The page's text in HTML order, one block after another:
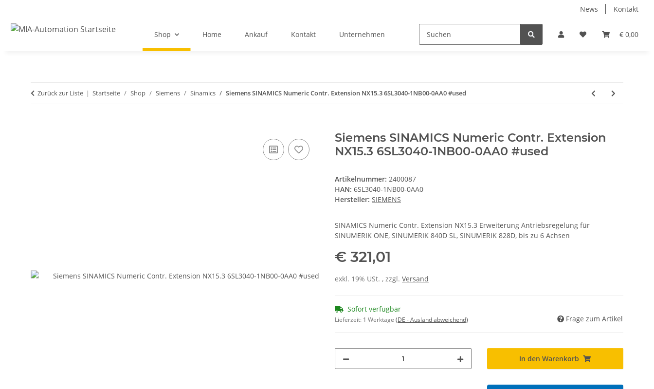
News Kontakt
€ 0,00
Shop Home Ankauf Kontakt Unternehmen
Zurück zur Liste Startseite Shop Siemens Sinamics Siemens SINAMICS Numeric Contr. Extension NX15.3 6SL3040-1NB00-0AA0 #used
Siemens SINAMICS Numeric Contr. Extension
NX15.3 6SL3040-1NB00-0AA0 #used
Artikelnummer: 2400087
HAN: 6SL3040-1NB00-0AA0
Hersteller: SIEMENS
SINAMICS Numeric Contr. Extension NX15.3 Erweiterung Antriebsregelung für
SINUMERIK ONE, SINUMERIK 840D SL, SINUMERIK 828D, bis zu 6 Achsen
€ 321,01
exkl. 19% USt. , zzgl. Versand
Sofort verfügbar
Lieferzeit: 1 Werktage (DE - Ausland abweichend) Frage zum Artikel
In den Warenkorb